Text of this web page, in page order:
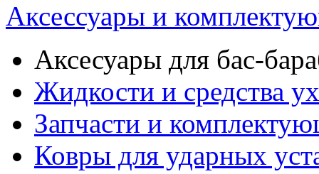
Аксессуары и
Аксесуары для бас-
Жидкости и средства
Запчасти и
Ковры для ударных